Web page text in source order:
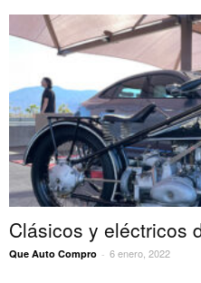
Clásicos y eléctricos
Que Auto Compro - 6 enero, 2022